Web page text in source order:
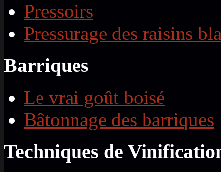
Pressoirs
Pressurage des raisins
Barriques
Le vrai goût boisé
Bâtonnage des barriques
Techniques de